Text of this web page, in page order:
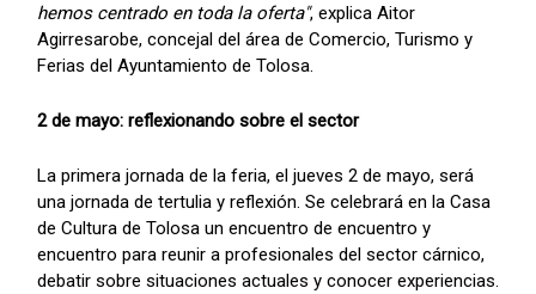
hemos centrado en toda la oferta", explica Aitor
Agirresarobe, concejal del área de Comercio, Turismo y
Ferias del Ayuntamiento de Tolosa.
2 de mayo: reflexionando sobre el sector
La primera jornada de la feria, el jueves 2 de mayo, será
una jornada de tertulia y reflexión. Se celebrará en la Casa
de Cultura de Tolosa un encuentro de encuentro y
encuentro para reunir a profesionales del sector cárnico,
debatir sobre situaciones actuales y conocer experiencias.